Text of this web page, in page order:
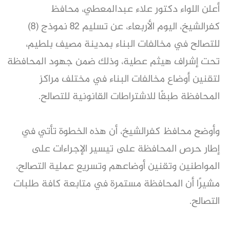
أعلن اللواء دكتور علاء عبدالمعطي، محافظ
كفرالشيخ، اليوم الأربعاء، عن تسليم 82 نموذج (8)
للتصالح في مخالفات البناء بمدينة مصيف بلطيم،
تحت إشراف هيثم عطية، وذلك ضمن جهود المحافظة
لتقنين أوضاع مخالفات البناء في مختلف مراكز
المحافظة طبقًا للاشتراطات القانونية للتصالح.
وأوضح محافظ كفرالشيخ، أن هذه الخطوة تأتي في
إطار حرص المحافظة على تيسير الإجراءات على
المواطنين وتقنين أوضاعهم وتسريع عملية التصالح،
مشيرًا أن المحافظة مستمرة في متابعة كافة طلبات
التصالح.